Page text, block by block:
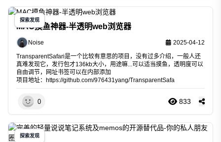
探索发现
MAC摸鱼神器-半透明web浏览器
Noise
2025-04-12
TransparentSafari是一个比较有意思的项目，没有过多介绍，一般人还
真难发现它，发行包才136kb大小，用途嘛...可以适当摸鱼，透明度可以
自由调节，网址书签可以在内部添加
项目地址： https://github.com/976431yang/TransparentSafa
0 833
探索发现